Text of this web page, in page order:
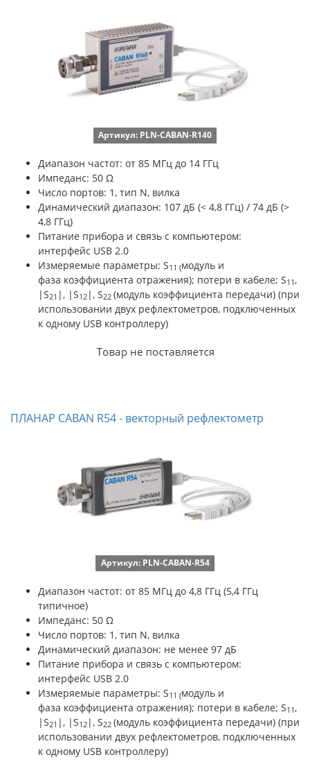
Артикул: PLN-CABAN-R140
Диапазон частот: от 85 МГц до 14 ГГц
Импеданс: 50 Ω
Число портов: 1, тип N, вилка
Динамический диапазон: 107 дБ (< 4,8 ГГц) / 74 дБ (>
4,8 ГГц)
Питание прибора и связь с компьютером:
интерфейс USB 2.0
Измеряемые параметры: S11 (модуль и
фаза коэффициента отражения); потери в кабеле; S11,
|S21 |, |S12 |, S22 (модуль коэффициента передачи) (при
использовании двух рефлектометров, подключенных
к одному USB контроллеру)
ПЛАНАР CABAN R54 - векторный рефлектометр
Артикул: PLN-CABAN-R54
Диапазон частот: от 85 МГц до 4,8 ГГц (5,4 ГГц
типичное)
Импеданс: 50 Ω
Число портов: 1, тип N, вилка
Динамический диапазон: не менее 97 дБ
Питание прибора и связь с компьютером:
интерфейс USB 2.0
Измеряемые параметры: S11 (модуль и
фаза коэффициента отражения); потери в кабеле; S11,
|S21 |, |S12 |, S22 (модуль коэффициента передачи) (при
использовании двух рефлектометров, подключенных
к одному USB контроллеру)